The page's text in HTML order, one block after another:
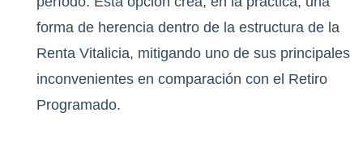
forma de herencia dentro de la estructura de la
Renta Vitalicia, mitigando uno de sus principales
inconvenientes en comparación con el Retiro
Programado.